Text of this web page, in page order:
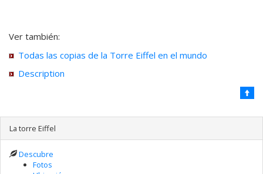
Ver también:
Todas las copias de la Torre Eiffel en el mundo
Description
La torre Eiffel
Descubre
Fotos